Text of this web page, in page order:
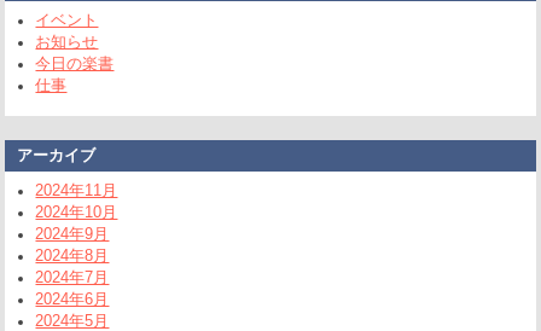
イベント
お知らせ
今日の楽書
仕事
アーカイブ
2024年11月
2024年10月
2024年9月
2024年8月
2024年7月
2024年6月
2024年5月